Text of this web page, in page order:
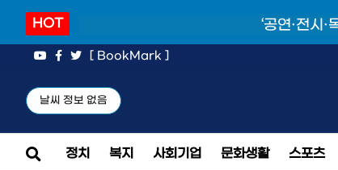
HOT ‘공연·전시
[ BookMark ]
날씨 정보 없음
정치 복지 사회기업 문화생활 스포츠